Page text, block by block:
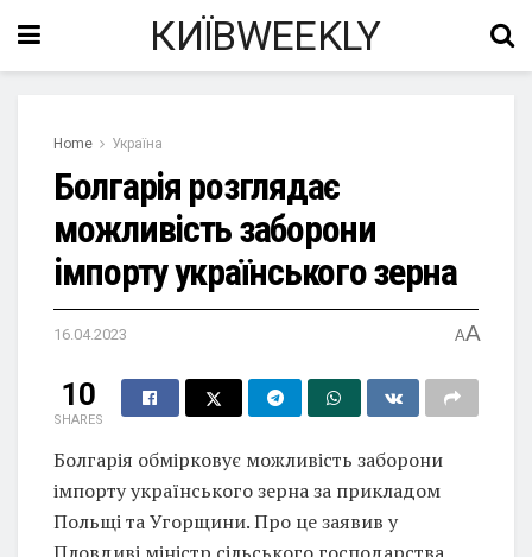
КИЇВWEEKLY
Home Україна
Болгарія розглядає
можливість заборони
імпорту українського зерна
16.04.2023 AA
10
SHARES
Болгарія обмірковує можливість заборони
імпорту українського зерна за прикладом
Польщі та Угорщини. Про це заявив у